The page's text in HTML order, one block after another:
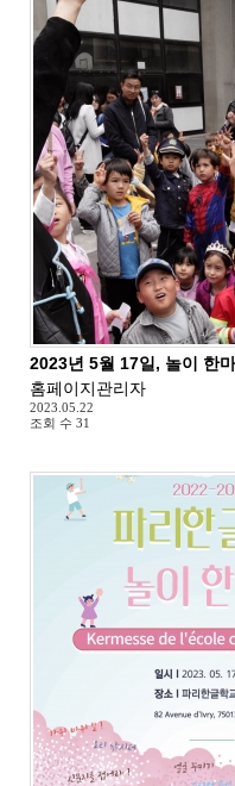
2023년 5월 17일, 놀이 한
홈페이지관리자
2023.05.22
조회 수 31